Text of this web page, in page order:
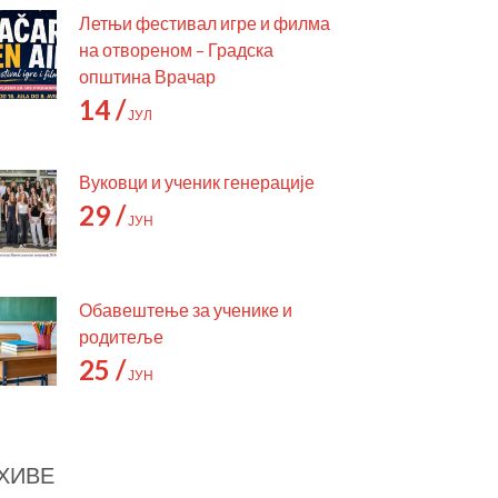
Летњи фестивал игре и филма
на отвореном – Градска
општина Врачар
14 /ЈУЛ
Вуковци и ученик генерације
29 /ЈУН
Обавештење за ученике и
родитеље
25 /ЈУН